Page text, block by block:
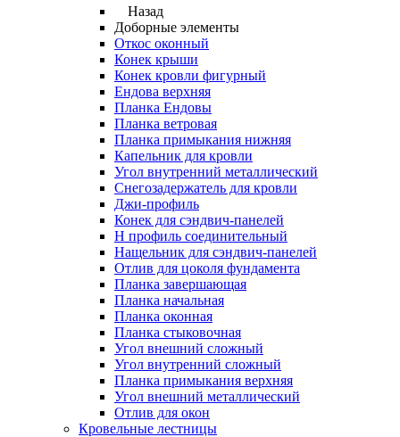
Назад
Доборные элементы
Откос оконный
Конек крыши
Конек кровли фигурный
Ендова верхняя
Планка Ендовы
Планка ветровая
Планка примыкания нижняя
Капельник для кровли
Угол внутренний металлический
Снегозадержатель для кровли
Джи-профиль
Конек для сэндвич-панелей
Н профиль соединительный
Нащельник для сэндвич-панелей
Отлив для цоколя фундамента
Планка завершающая
Планка начальная
Планка оконная
Планка стыковочная
Угол внешний сложный
Угол внутренний сложный
Планка примыкания верхняя
Угол внешний металлический
Отлив для окон
Кровельные лестницы